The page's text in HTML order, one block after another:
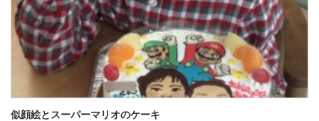
似顔絵とスーパーマリオのケーキ